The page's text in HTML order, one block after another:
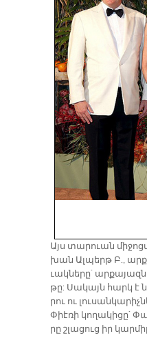
Այս տա­րուան
խան Ալ­պերթ Բ.,
ւակ­նե­րը`
թը: Սա­կայն հարկ է
րու ու
Փիէ­ռի կո­ղա­կի­ցը`
րը շլա­ցուց իր